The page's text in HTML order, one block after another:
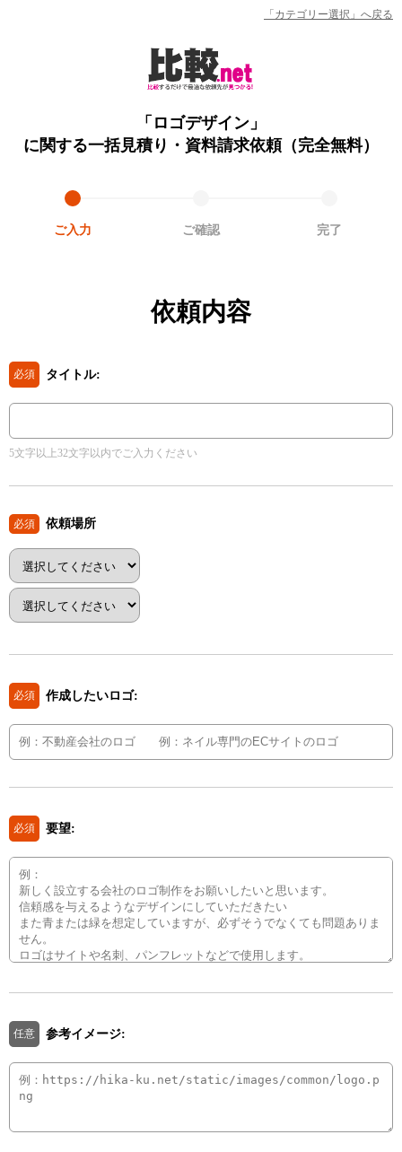
「カテゴリー選択」へ戻る
「ロゴデザイン」
に関する一括見積り・資料請求依頼（完全無料）
ご入力 ご確認 完了
依頼内容
必須 タイトル:
5文字以上32文字以内でご入力ください
必須 依頼場所
必須 作成したいロゴ:
必須 要望:
任意 参考イメージ: